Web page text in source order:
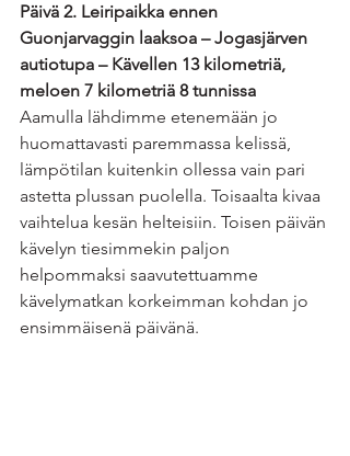
Päivä 2. Leiripaikka ennen
Guonjarvaggin laaksoa – Jogasjärven
autiotupa – Kävellen 13 kilometriä,
meloen 7 kilometriä 8 tunnissa
Aamulla lähdimme etenemään jo
huomattavasti paremmassa kelissä,
lämpötilan kuitenkin ollessa vain pari
astetta plussan puolella. Toisaalta kivaa
vaihtelua kesän helteisiin. Toisen päivän
kävelyn tiesimmekin paljon
helpommaksi saavutettuamme
kävelymatkan korkeimman kohdan jo
ensimmäisenä päivänä.